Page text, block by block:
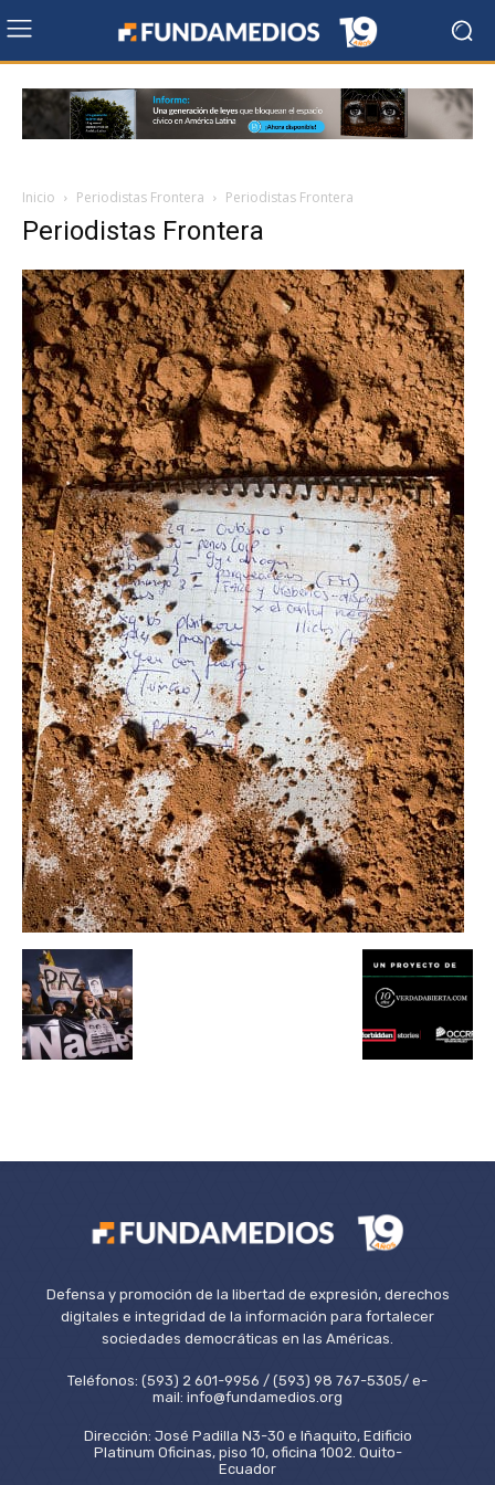
Inicio Periodistas Frontera Periodistas Frontera
Periodistas Frontera
Defensa y promoción de la libertad de expresión, derechos
digitales e integridad de la información para fortalecer
sociedades democráticas en las Américas.
Teléfonos: (593) 2 601-9956 / (593) 98 767-5305/ e-
mail: info@fundamedios.org
Dirección: José Padilla N3-30 e Iñaquito, Edificio
Platinum Oficinas, piso 10, oficina 1002. Quito-
Ecuador